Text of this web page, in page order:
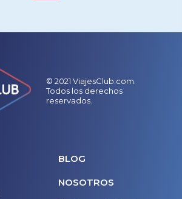
© 2021 ViajesClub.com.
Todos los derechos
reservados.
BLOG
NOSOTROS